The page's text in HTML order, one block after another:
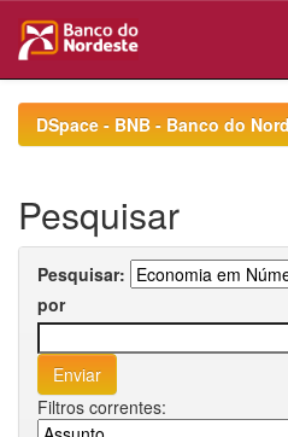
navigationDSpace - BNB - Banco do
Pesquisar
Pesquisar:
por
Filtros correntes: